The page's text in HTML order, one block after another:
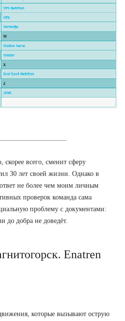
скорее всего, сменит сферу
30 лет своей жизни. Однако в
не более чем моим личным
проверок команда сама
проблему с документами:
до добра не доведёт.
Enatren
которые вызывают острую